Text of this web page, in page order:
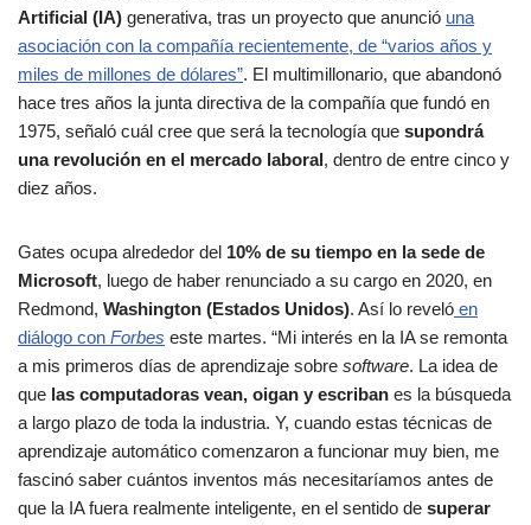
Artificial (IA) generativa, tras un proyecto que anunció una
asociación con la compañía recientemente, de “varios años y
miles de millones de dólares”. El multimillonario, que abandonó
hace tres años la junta directiva de la compañía que fundó en
1975, señaló cuál cree que será la tecnología que supondrá
una revolución en el mercado laboral, dentro de entre cinco y
diez años.
Gates ocupa alrededor del 10% de su tiempo en la sede de
Microsoft, luego de haber renunciado a su cargo en 2020, en
Redmond, Washington (Estados Unidos). Así lo reveló en
diálogo con Forbes este martes. “Mi interés en la IA se remonta
a mis primeros días de aprendizaje sobre software. La idea de
que las computadoras vean, oigan y escriban es la búsqueda
a largo plazo de toda la industria. Y, cuando estas técnicas de
aprendizaje automático comenzaron a funcionar muy bien, me
fascinó saber cuántos inventos más necesitaríamos antes de
que la IA fuera realmente inteligente, en el sentido de superar